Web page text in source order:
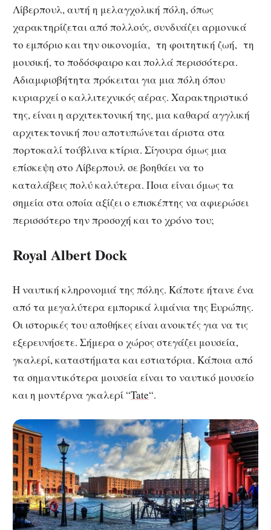
Λίβερπουλ, αυτή η μελαγχολική πόλη, όπως
χαρακτηρίζεται από πολλούς, συνδυάζει αρμονικά
το εμπόριο και την οικονομία, τη φοιτητική ζωή, τη
μουσική, το ποδόσφαιρο και πολλά περισσότερα.
Αδιαμφισβήτητα πρόκειται για μια πόλη όπου
κυριαρχεί ο καλλιτεχνικός αέρας. Χαρακτηριστικό
της, είναι η αρχιτεκτονική της, μια καθαρά αγγλική
αρχιτεκτονική που αποτυπώνεται άριστα στα
πορτοκαλί τούβλινα κτίρια. Σίγουρα όμως μια
επίσκεψη στο Λίβερπουλ σε βοηθάει να το
καταλάβεις πολύ καλύτερα. Ποια είναι όμως τα
σημεία στα οποία αξίζει ο επισκέπτης να αφιερώσει
περισσότερο την προσοχή και το χρόνο του;
Royal Albert Dock
Η ναυτική κληρονομιά της πόλης. Κάποτε ήτανε ένα
από τα μεγαλύτερα εμπορικά λιμάνια της Ευρώπης.
Οι ιστορικές του αποθήκες είναι ανοικτές για να τις
εξερευνήσετε. Σήμερα ο χώρος στεγάζει μουσεία,
γκαλερί, καταστήματα και εστιατόρια. Κάποια από
τα σημαντικότερα μουσεία είναι το ναυτικό μουσείο
και η μοντέρνα γκαλερί “Tate“.